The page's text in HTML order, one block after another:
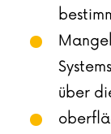
über